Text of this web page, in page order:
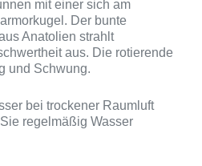
mit einer sich am
Der bunte
Anatolien strahlt
aus. Die rotierende
und Schwung.
bei trockener Raumluft
regelmäßig Wasser